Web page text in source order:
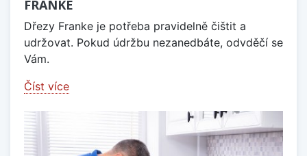
FRANKE
Dřezy Franke je potřeba pravidelně čištit a
udržovat. Pokud údržbu nezanedbáte, odvděčí se
Vám.
Číst více